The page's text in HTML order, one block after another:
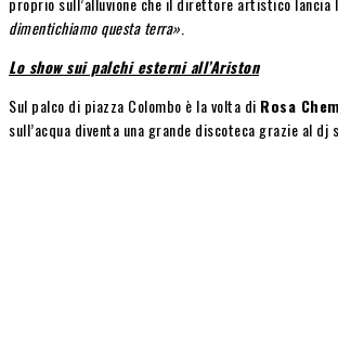
dimentichiamo questa terra»
Lo show sui palchi esterni all’Ariston
Sul palco di piazza Colombo è la volta di Rosa
sull’acqua diventa una grande discoteca grazie al dj